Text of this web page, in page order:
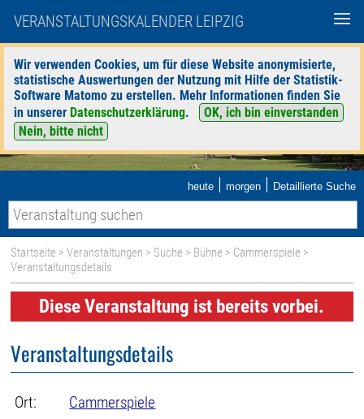
VERANSTALTUNGSKALENDER LEIPZIG
Wir verwenden Cookies, um für diese Website anonymisierte,
statistische Auswertungen der Nutzung mit Hilfe der Statistik-
Software Matomo zu erstellen. Mehr Informationen finden Sie
in unserer Datenschutzerklärung.
OK, ich bin einverstanden
Nein, bitte nicht
heute | morgen | Detaillierte Suche
Startseite >Veranstaltungen > Suche > Bühne > Cammerspiele >
Veranstaltungsdetails
Diese Veranstaltung ist bereits vorbei.
Veranstaltungsdetails
Ort:
Cammerspiele